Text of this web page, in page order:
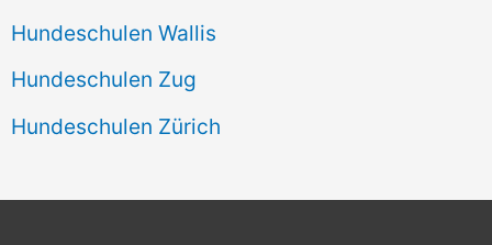
Hundeschulen Wallis
Hundeschulen Zug
Hundeschulen Zürich